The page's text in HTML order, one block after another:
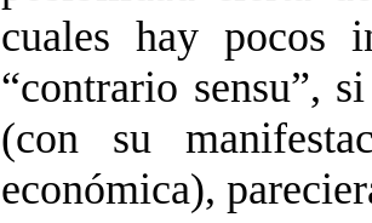
cuales hay pocos
“contrario sensu”,
(con su
económica),